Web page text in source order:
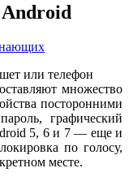
множество
посторонними
графический
5, 6 и 7 — еще и
по голосу,
месте.